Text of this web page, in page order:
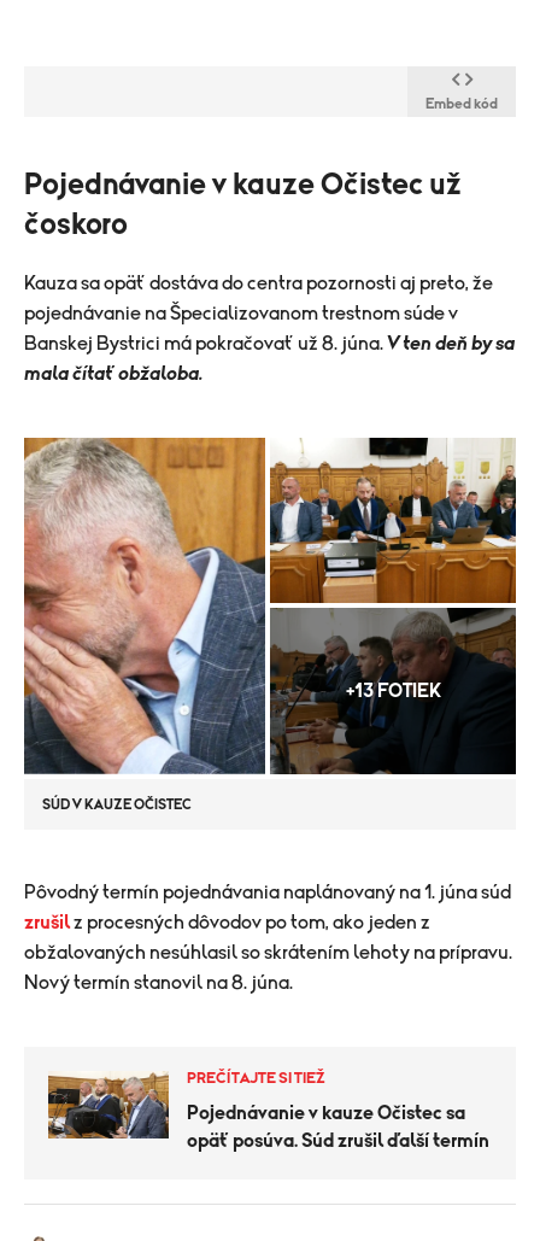
Embed kód
Pojednávanie v kauze Očistec už
čoskoro
​Kauza sa opäť dostáva do centra pozornosti aj preto, že
pojednávanie na Špecializovanom trestnom súde v
Banskej Bystrici má pokračovať už 8. júna. V ten deň by sa
mala čítať obžaloba.
+13 FOTIEK
SÚD V KAUZE OČISTEC
Pôvodný termín pojednávania naplánovaný na 1. júna súd
zrušilz procesných dôvodov po tom, ako jeden z
obžalovaných nesúhlasil so skrátením lehoty na prípravu.
Nový termín stanovil na 8. júna.
PREČÍTAJTE SI TIEŽ
Pojednávanie v kauze Očistec sa
opäť posúva. Súd zrušil ďalší termín